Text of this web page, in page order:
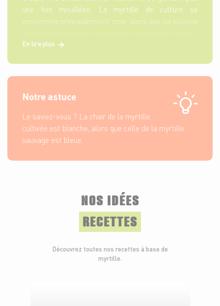
une fois mouillées. La myrtille de culture se
consomme principalement crue, alors que sa cousine
En lire plus
Notre astuce
Le saviez-vous ? La chair de la myrtille
cultivée est blanche, alors que celle de la myrtille
sauvage est bleue.
NOS IDÉES
RECETTES
Découvrez toutes nos recettes à base de
myrtille.